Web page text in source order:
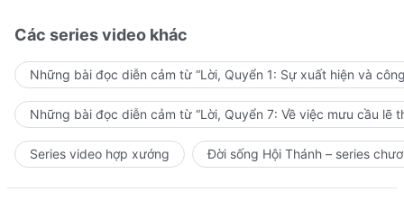
Các series video khác
Những bài đọc diễn cảm từ “Lời, Quyển 1: Sự xuất hiện và
Những bài đọc diễn cảm từ “Lời, Quyển 7: Về việc mưu cầu lẽ
Series video hợp xướng Đời sống Hội Thánh – series